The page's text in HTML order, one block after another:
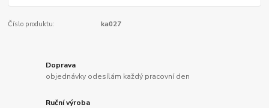
Číslo produktu: ka027
Doprava
objednávky odesílám každý pracovní den
Ruční výroba